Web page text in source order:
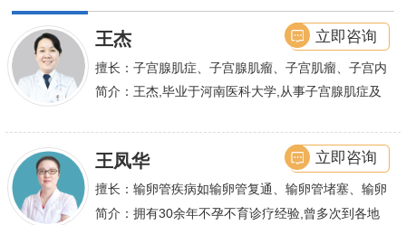
王杰
擅长：子宫腺肌症、子宫腺肌瘤、子宫肌瘤、子宫内
膜异位症等,长年致力于妇科微创手术及显微妇科手
卵管堵塞、输卵管复通、输卵管粘连等女性输卵管性
不孕及子宫性不孕、多囊卵巢等都有丰富诊疗经验
简介：王杰,毕业于河南医科大学,从事子宫腺肌症及
立即咨询
王凤华
擅长：输卵管疾病如输卵管复通、输卵管堵塞、输卵
管积水、输卵管粘连；盆腔粘连、宫腔粘连、多囊卵
简介：拥有30余年不孕不育诊疗经验,曾多次到各地
立即咨询